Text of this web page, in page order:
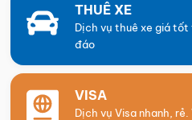
THUÊ XE
Dịch vụ thuê xe giá
đáo
VISA
Dịch vụ Visa nhanh,